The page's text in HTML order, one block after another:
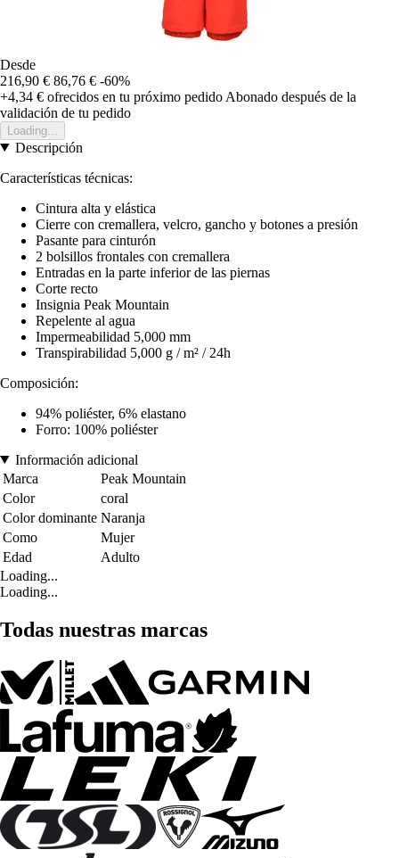
Desde
216,90 € 86,76 € -60%
+4,34 € ofrecidos en tu próximo pedido Abonado después de la
validación de tu pedido
Loading...
Descripción
Características técnicas:
Cintura alta y elástica
Cierre con cremallera, velcro, gancho y botones a presión
Pasante para cinturón
2 bolsillos frontales con cremallera
Entradas en la parte inferior de las piernas
Corte recto
Insignia Peak Mountain
Repelente al agua
Impermeabilidad 5,000 mm
Transpirabilidad 5,000 g / m² / 24h
Composición:
94% poliéster, 6% elastano
Forro: 100% poliéster
Información adicional
Marca
Peak Mountain
Color
coral
Color dominante Naranja
Como
Mujer
Edad
Adulto
Loading...
Loading...
Todas nuestras marcas